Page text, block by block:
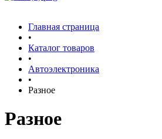
Главная страница
•
Каталог товаров
•
Автоэлектроника
•
Разное
Разное